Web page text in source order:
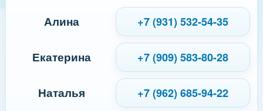
Алина +7 (931) 532-54-35
Екатерина +7 (909) 583-80-28
Наталья +7 (962) 685-94-22